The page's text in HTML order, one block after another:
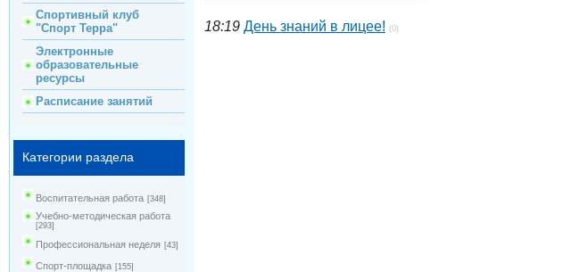
Спортивный клуб
"Спорт Терра"
Электронные
образовательные
ресурсы
Расписание занятий
Категории раздела
Воспитательная работа [348]
Учебно-методическая работа
[293]
Профессиональная неделя [43]
Спорт-площадка [155]
18:19 День знаний в лицее! (0)